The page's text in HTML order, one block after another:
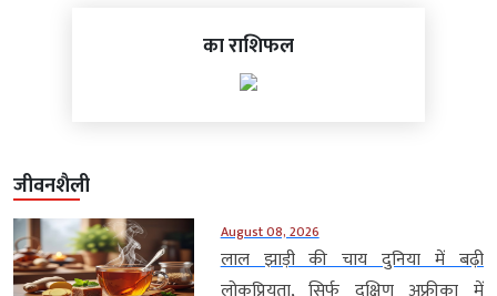
का राशिफल
जीवनशैली
August 08, 2026
लाल झाड़ी की चाय दुनिया में बढ़ी